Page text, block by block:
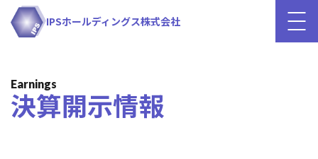
IPSホールディングス株式会社
Earnings
決算開示情報